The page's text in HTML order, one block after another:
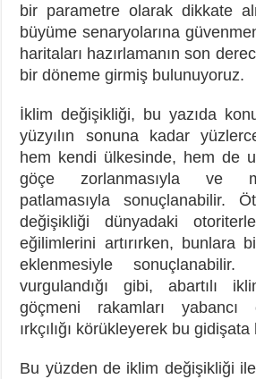
bir parametre olarak dikkate
büyüme senaryolarına
haritaları hazırlamanın son
bir döneme girmiş bulunuyoruz.
İklim değişikliği, bu yazıda
yüzyılın sonuna kadar
hem kendi ülkesinde, hem de
göçe zorlanmasıyla ve
patlamasıyla sonuçlanabilir.
değişikliği dünyadaki
eğilimlerini artırırken, bunlara
eklenmesiyle
vurgulandığı gibi, abartılı
göçmeni rakamları yabancı
ırkçılığı körükleyerek bu
Bu yüzden de iklim değişikliği